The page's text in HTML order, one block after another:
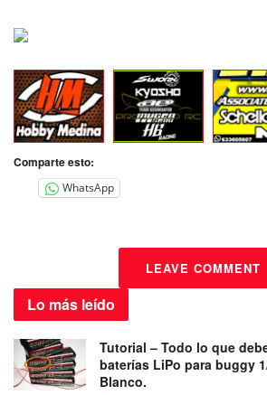
Comparte esto:
WhatsApp
LEAVE COMMENT
Lo más leído
Tutorial – Todo lo que
baterías LiPo para buggy
Blanco.